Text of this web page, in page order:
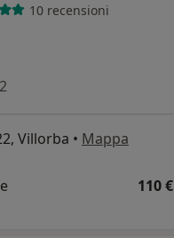
10 recensioni
Villorba • Mappa
110 €